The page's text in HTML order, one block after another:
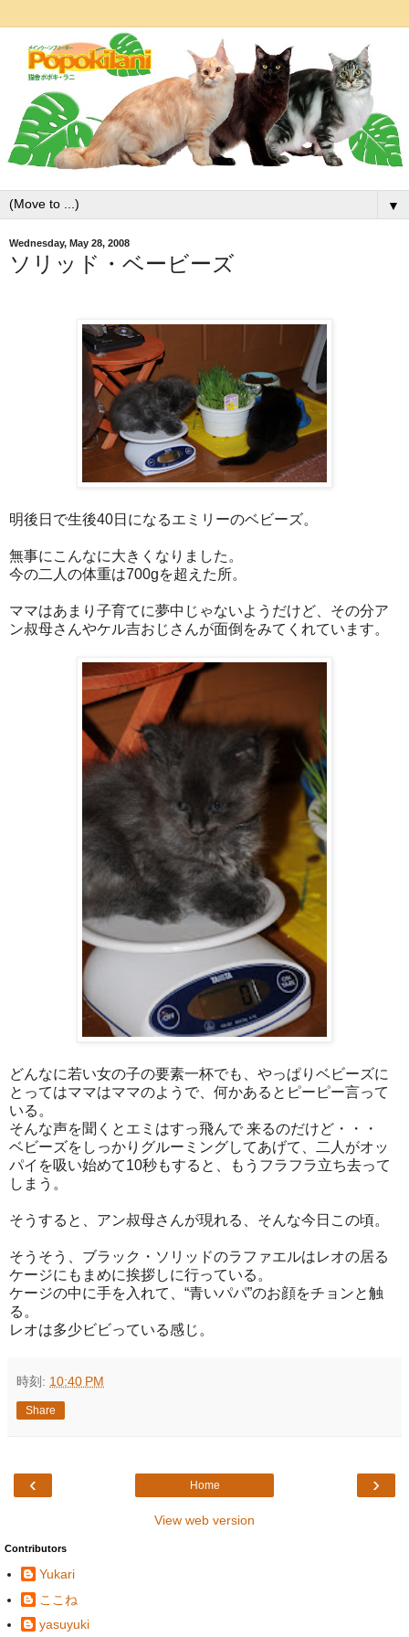
▼
Wednesday, May 28, 2008
ソリッド・ベービーズ
明後日で生後40日になるエミリーのベビーズ。
無事にこんなに大きくなりました。
今の二人の体重は700gを超えた所。
ママはあまり子育てに夢中じゃないようだけど、その分ア
ン叔母さんやケル吉おじさんが面倒をみてくれています。
どんなに若い女の子の要素一杯でも、やっぱりベビーズに
とってはママはママのようで、何かあるとピーピー言って
いる。
そんな声を聞くとエミはすっ飛んで 来るのだけど・・・
ベビーズをしっかりグルーミングしてあげて、二人がオッ
パイを吸い始めて10秒もすると、もうフラフラ立ち去って
しまう。
そうすると、アン叔母さんが現れる、そんな今日この頃。
そうそう、ブラック・ソリッドのラファエルはレオの居る
ケージにもまめに挨拶しに行っている。
ケージの中に手を入れて、“青いパパ”のお顔をチョンと触
る。
レオは多少ビビっている感じ。
時刻: 10:40 PM
Share
‹ ›
Home
View web version
Contributors
Yukari
ここね
yasuyuki